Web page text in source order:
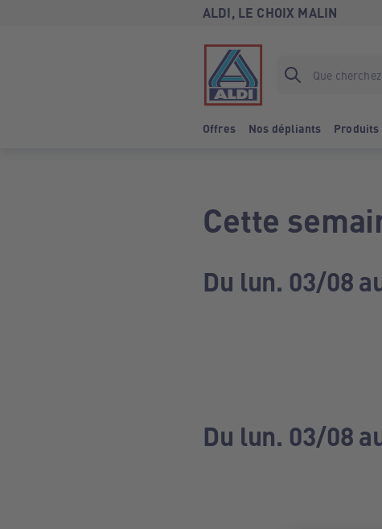
ALDI, LE CHOIX MALIN
Offres Nos dépliants Produits
Cette
Du lun. 03/08
Du lun. 03/08